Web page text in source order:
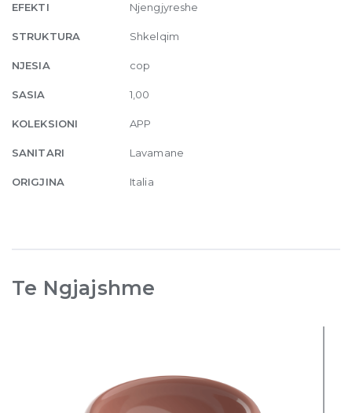
x
H
cm
Terracotta
EFEKTI Njengjyreshe
STRUKTURA Shkelqim
NJESIA cop
SASIA 1,00
KOLEKSIONI APP
SANITARI Lavamane
ORIGJINA Italia
Te Ngjajshme